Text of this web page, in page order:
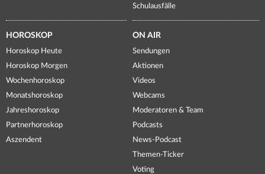
Schulausfälle
HOROSKOP
Horoskop Heute
Horoskop Morgen
Wochenhoroskop
Monatshoroskop
Jahreshoroskop
Partnerhoroskop
Aszendent
ON AIR
Sendungen
Aktionen
Videos
Webcams
Moderatoren & Team
Podcasts
News-Podcast
Themen-Ticker
Voting